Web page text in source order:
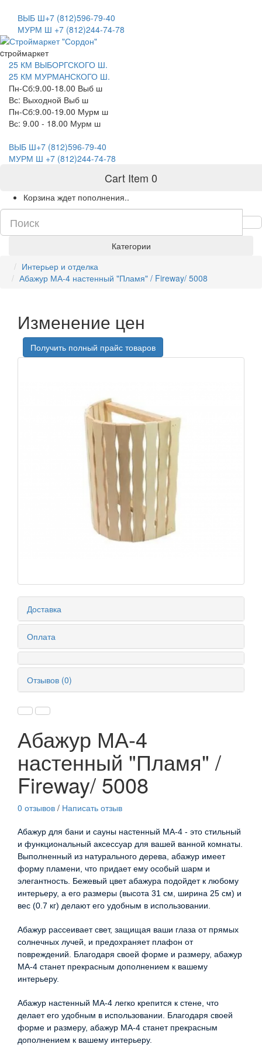
ВЫБ Ш+7 (812)596-79-40
МУРМ Ш +7 (812)244-74-78
cтроймаркет
25 КМ ВЫБОРГСКОГО Ш.
25 КМ МУРМАНСКОГО Ш.
Пн-Сб:9.00-18.00 Выб ш
Вс: Выходной Выб ш
Пн-Сб:9.00-19.00 Мурм ш
Вс: 9.00 - 18.00 Мурм ш
ВЫБ Ш+7 (812)596-79-40
МУРМ Ш +7 (812)244-74-78
Cart Item 0
Корзина ждет пополнения..
Категории
Интерьер и отделка
Абажур МА-4 настенный "Пламя" / Fireway/ 5008
Изменение цен
Получить полный прайс товаров
Доставка
Оплата
Отзывов (0)
Абажур МА-4
настенный "Пламя" /
Fireway/ 5008
0 отзывов / Написать отзыв
Абажур для бани и сауны настенный МА-4 - это стильный
и функциональный аксессуар для вашей ванной комнаты.
Выполненный из натурального дерева, абажур имеет
форму пламени, что придает ему особый шарм и
элегантность. Бежевый цвет абажура подойдет к любому
интерьеру, а его размеры (высота 31 см, ширина 25 см) и
вес (0.7 кг) делают его удобным в использовании.
Абажур рассеивает свет, защищая ваши глаза от прямых
солнечных лучей, и предохраняет плафон от
повреждений. Благодаря своей форме и размеру, абажур
МА-4 станет прекрасным дополнением к вашему
интерьеру.
Абажур настенный МА-4 легко крепится к стене, что
делает его удобным в использовании. Благодаря своей
форме и размеру, абажур МА-4 станет прекрасным
дополнением к вашему интерьеру.